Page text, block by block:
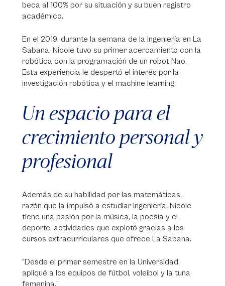
beca al 100% por su situación y su buen registro
académico.
En el 2019, durante la semana de la Ingeniería en La
Sabana, Nicole tuvo su primer acercamiento con la
robótica con la programación de un robot Nao.
Esta experiencia le despertó el interés por la
investigación robótica y el machine learning.
Un espacio para el
crecimiento personal y
profesional
Además de su habilidad por las matemáticas,
razón que la impulsó a estudiar ingeniería, Nicole
tiene una pasión por la música, la poesía y el
deporte, actividades que explotó gracias a los
cursos extracurriculares que ofrece La Sabana.
“Desde el primer semestre en la Universidad,
apliqué a los equipos de fútbol, voleibol y la tuna
femenina.”